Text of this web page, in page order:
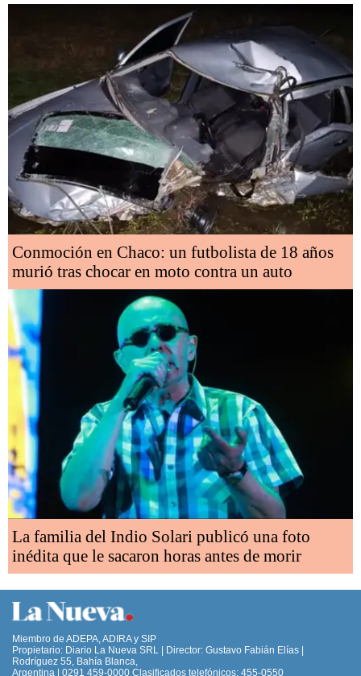
Conmoción en Chaco: un futbolista de 18 años
murió tras chocar en moto contra un auto
La familia del Indio Solari publicó una foto
inédita que le sacaron horas antes de morir
Miembro de ADEPA, ADIRA y SIP
Propietario: Diario La Nueva SRL | Director: Gustavo Fabián Elías |
Rodríguez 55, Bahía Blanca,
Argentina | 0291 459-0000 Clasificados telefónicos: 455-0550